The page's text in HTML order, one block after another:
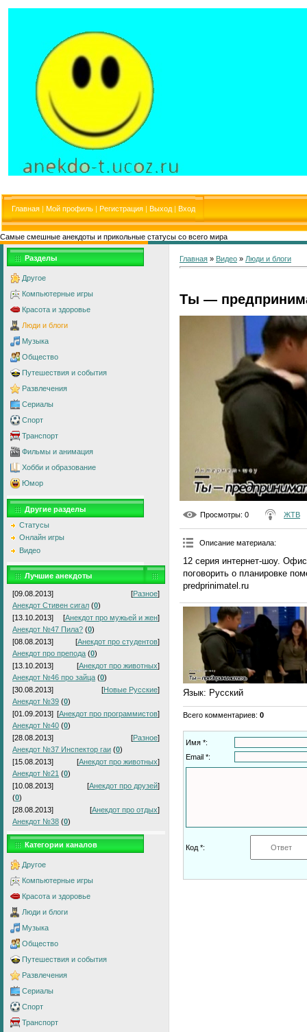
Главная | Мой профиль | Регистрация | Выход | Вход
Самые смешные анекдоты и прикольные статусы со всего мира
Разделы
Другое
Компьютерные игры
Красота и здоровье
Люди и блоги
Музыка
Общество
Путешествия и события
Развлечения
Сериалы
Спорт
Транспорт
Фильмы и анимация
Хобби и образование
Юмор
Другие разделы
Статусы
Онлайн игры
Видео
Лучшие анекдоты
[09.08.2013] [Разное]
Анекдот Стивен сигал (0)
[13.10.2013]
[Анекдот про мужьей и жен]
Анекдот №47 Пила? (0)
[08.08.2013]
[Анекдот про студентов]
Анекдот про препода (0)
[13.10.2013]
[Анекдот про животных]
Анекдот №46 про зайца (0)
[30.08.2013]
[Новые Русские]
Анекдот №39 (0)
[01.09.2013] [Анекдот про программистов]
Анекдот №40 (0)
[28.08.2013]
[Разное]
Анекдот №37 Инспектор гаи (0)
[15.08.2013]
[Анекдот про животных]
Анекдот №21 (0)
[10.08.2013]
[Анекдот про друзей]
(0)
[28.08.2013]
[Анекдот про отдых]
Анекдот №38 (0)
Категории каналов
Другое
Компьютерные игры
Красота и здоровье
Люди и блоги
Музыка
Общество
Путешествия и события
Развлечения
Сериалы
Спорт
Транспорт
Главная » Видео » Люди и блоги
Ты —
Просмотры: 0 ЖТВ
Описание материала:
12 серия интернет-шоу.
поговорить о планировке
predprinimatel.ru
Язык: Русский
Всего комментариев: 0
Имя *:
Email *:
Код *: